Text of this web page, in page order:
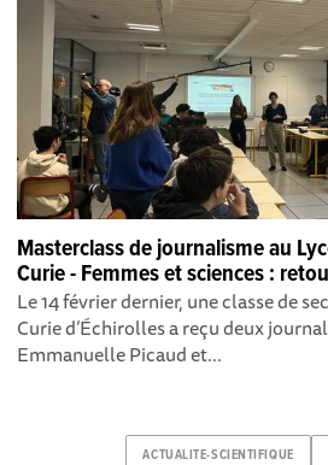
Masterclass de journalisme au
Curie - Femmes et sciences :
Le 14 février dernier, une classe de
Curie d’Échirolles a reçu deux
Emmanuelle Picaud et...
ACTUALITE-SCIENTIFIQUE